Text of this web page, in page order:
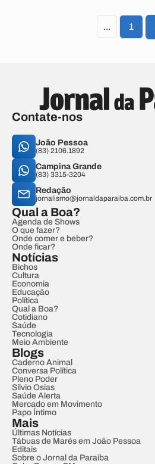
... 1
Contate-nos
João Pessoa
(83) 2106.1892
Campina Grande
(83) 3315-3204
Redação
jornalismo@jornaldaparaiba.com.br
Qual a Boa?
Agenda de Shows
O que fazer?
Onde comer e beber?
Onde ficar?
Notícias
Bichos
Cultura
Economia
Educação
Política
Qual a Boa?
Cotidiano
Saúde
Tecnologia
Meio Ambiente
Blogs
Caderno Animal
Conversa Política
Pleno Poder
Sílvio Osias
Saúde Alerta
Mercado em Movimento
Papo Íntimo
Mais
Últimas Notícias
Tábuas de Marés em João Pessoa
Editais
Sobre o Jornal da Paraíba